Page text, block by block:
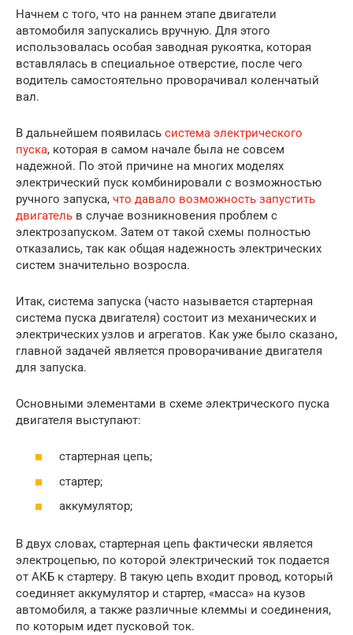
Начнем с того, что на раннем этапе двигатели
автомобиля запускались вручную. Для этого
использовалась особая заводная рукоятка, которая
вставлялась в специальное отверстие, после чего
водитель самостоятельно проворачивал коленчатый
вал.
В дальнейшем появилась система электрического
пуска, которая в самом начале была не совсем
надежной. По этой причине на многих моделях
электрический пуск комбинировали с возможностью
ручного запуска, что давало возможность запустить
двигатель в случае возникновения проблем с
электрозапуском. Затем от такой схемы полностью
отказались, так как общая надежность электрических
систем значительно возросла.
Итак, система запуска (часто называется стартерная
система пуска двигателя) состоит из механических и
электрических узлов и агрегатов. Как уже было сказано,
главной задачей является проворачивание двигателя
для запуска.
Основными элементами в схеме электрического пуска
двигателя выступают:
стартерная цепь;
стартер;
аккумулятор;
В двух словах, стартерная цепь фактически является
электроцепью, по которой электрический ток подается
от АКБ к стартеру. В такую цепь входит провод, который
соединяет аккумулятор и стартер, «масса» на кузов
автомобиля, а также различные клеммы и соединения,
по которым идет пусковой ток.